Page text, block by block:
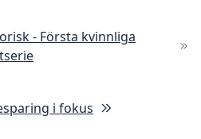
- Första kvinnliga
i fokus